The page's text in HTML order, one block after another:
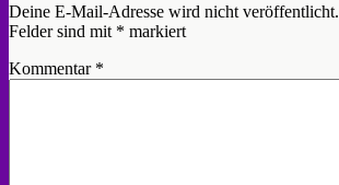
Deine E-Mail-Adresse wird nicht veröffentlicht.
Felder sind mit * markiert
Kommentar *